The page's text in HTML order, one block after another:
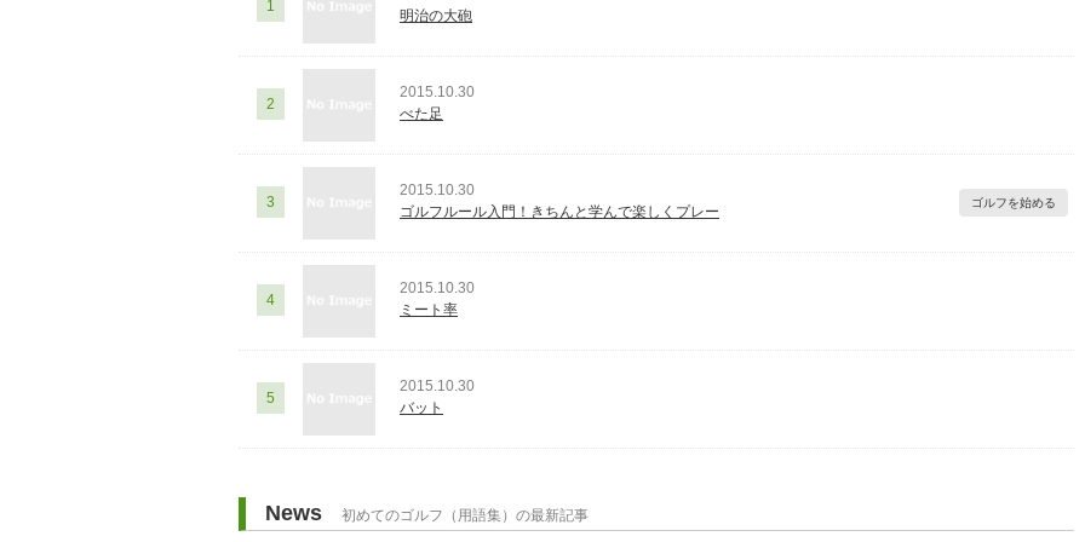
1
明治の大砲
2
2015.10.30
べた足
3
2015.10.30
ゴルフルール入門！きちんと学んで楽しくプレー
ゴルフを始める
4
2015.10.30
ミート率
5
2015.10.30
バット
News 初めてのゴルフ（用語集）の最新記事